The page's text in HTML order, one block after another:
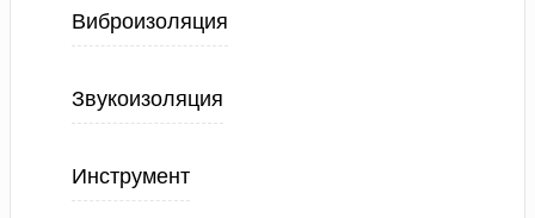
Виброизоляция
Звукоизоляция
Инструмент